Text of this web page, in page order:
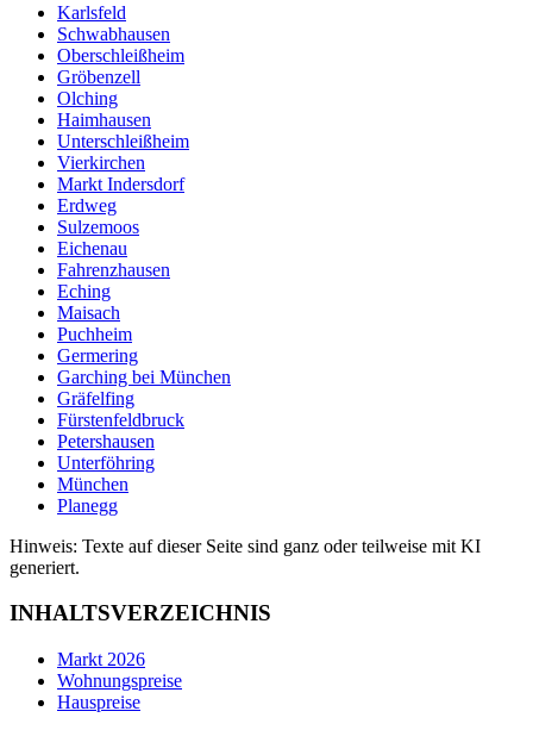
Karlsfeld
Schwabhausen
Oberschleißheim
Gröbenzell
Olching
Haimhausen
Unterschleißheim
Vierkirchen
Markt Indersdorf
Erdweg
Sulzemoos
Eichenau
Fahrenzhausen
Eching
Maisach
Puchheim
Germering
Garching bei München
Gräfelfing
Fürstenfeldbruck
Petershausen
Unterföhring
München
Planegg
Hinweis: Texte auf dieser Seite sind ganz oder teilweise mit KI
generiert.
INHALTSVERZEICHNIS
Markt 2026
Wohnungspreise
Hauspreise